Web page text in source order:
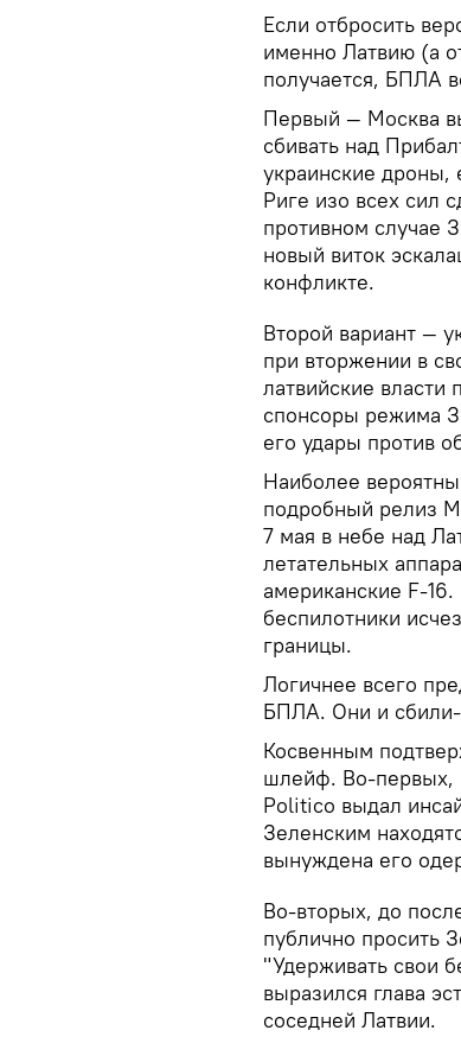
Если отбросить
именно Латвию (а
получается, БПЛА
Первый — Москва
сбивать над
украинские дроны,
Риге изо всех сил
противном случае
новый виток
конфликте.
Второй вариант —
при вторжении в
латвийские власти
спонсоры режима
его удары против
Наиболее
подробный релиз
7 мая в небе над
летательных
американские F-
беспилотники
границы.
Логичнее всего
БПЛА. Они и
Косвенным
шлейф. Во-первых,
Politico выдал
Зеленским
вынуждена его
Во-вторых, до
публично просить
"Удерживать свои
выразился глава
соседней Латвии.